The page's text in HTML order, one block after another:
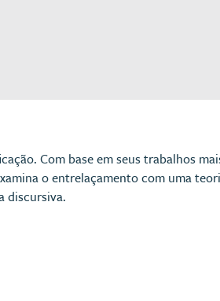
Com base em seus trabalhos
o entrelaçamento com uma
discursiva.